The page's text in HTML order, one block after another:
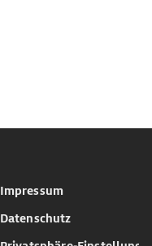
Impressum
Datenschutz